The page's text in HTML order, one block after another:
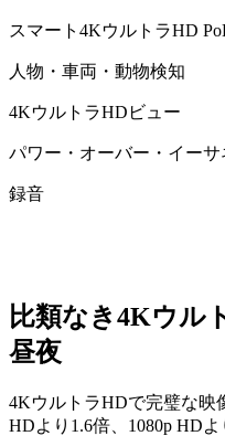
スマート4KウルトラHD
人物・車両・動物検知
4KウルトラHDビュー
パワー・オーバー・イーサ
録音
比類なき4Kウル
昼夜
4KウルトラHDで完璧な
HDより1.6倍、1080p HD